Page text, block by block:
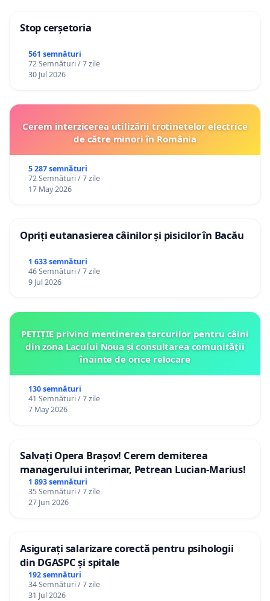
Stop cerșetoria
561 semnături
72 Semnături / 7 zile
30 Jul 2026
Cerem interzicerea utilizării trotinetelor electrice
de către minori în România
5 287 semnături
72 Semnături / 7 zile
17 May 2026
Opriți eutanasierea câinilor și pisicilor în Bacău
1 633 semnături
46 Semnături / 7 zile
9 Jul 2026
PETIȚIE privind menținerea țarcurilor pentru câini
din zona Lacului Noua și consultarea comunității
înainte de orice relocare
130 semnături
41 Semnături / 7 zile
7 May 2026
Salvați Opera Brașov! Cerem demiterea
managerului interimar, Petrean Lucian-Marius!
1 893 semnături
35 Semnături / 7 zile
27 Jun 2026
Asigurați salarizare corectă pentru psihologii
din DGASPC și spitale
192 semnături
34 Semnături / 7 zile
31 Jul 2026